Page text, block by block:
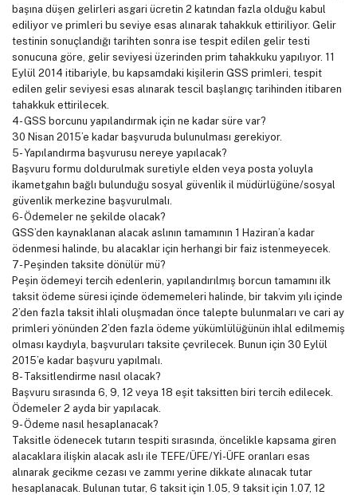
başına düşen gelirleri asgari ücretin 2 katından fazla olduğu kabul
ediliyor ve primleri bu seviye esas alınarak tahakkuk ettiriliyor. Gelir
testinin sonuçlandığı tarihten sonra ise tespit edilen gelir testi
sonucuna göre, gelir seviyesi üzerinden prim tahakkuku yapılıyor. 11
Eylül 2014 itibariyle, bu kapsamdaki kişilerin GSS primleri, tespit
edilen gelir seviyesi esas alınarak tescil başlangıç tarihinden itibaren
tahakkuk ettirilecek.
4- GSS borcunu yapılandırmak için ne kadar süre var?
30 Nisan 2015’e kadar başvuruda bulunulması gerekiyor.
5- Yapılandırma başvurusu nereye yapılacak?
Başvuru formu doldurulmak suretiyle elden veya posta yoluyla
ikametgahın bağlı bulunduğu sosyal güvenlik il müdürlüğüne/sosyal
güvenlik merkezine başvurulmalı.
6- Ödemeler ne şekilde olacak?
GSS’den kaynaklanan alacak aslının tamamının 1 Haziran’a kadar
ödenmesi halinde, bu alacaklar için herhangi bir faiz istenmeyecek.
7- Peşinden taksite dönülür mü?
Peşin ödemeyi tercih edenlerin, yapılandırılmış borcun tamamını ilk
taksit ödeme süresi içinde ödememeleri halinde, bir takvim yılı içinde
2’den fazla taksit ihlali oluşmadan önce talepte bulunmaları ve cari ay
primleri yönünden 2’den fazla ödeme yükümlülüğünün ihlal edilmemiş
olması kaydıyla, başvuruları taksite çevrilecek. Bunun için 30 Eylül
2015’e kadar başvuru yapılmalı.
8- Taksitlendirme nasıl olacak?
Başvuru sırasında 6, 9, 12 veya 18 eşit taksitten biri tercih edilecek.
Ödemeler 2 ayda bir yapılacak.
9- Ödeme nasıl hesaplanacak?
Taksitle ödenecek tutarın tespiti sırasında, öncelikle kapsama giren
alacaklara ilişkin alacak aslı ile TEFE/ÜFE/Yİ-ÜFE oranları esas
alınarak gecikme cezası ve zammı yerine dikkate alınacak tutar
hesaplanacak. Bulunan tutar, 6 taksit için 1.05, 9 taksit için 1.07, 12